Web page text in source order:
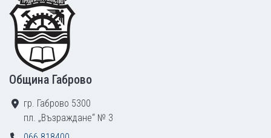
Община Габрово
гр. Габрово 5300
пл. „Възраждане“ № 3